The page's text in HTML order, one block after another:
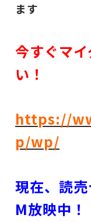
ます
今すぐマ
い！
https://
p/wp/
現在、読
M放映中！